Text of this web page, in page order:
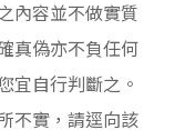
內容並不做實質
真偽亦不負任何
宜自行判斷之。
不實，請逕向該